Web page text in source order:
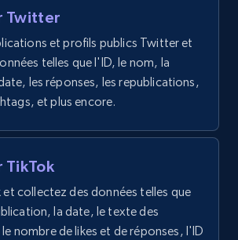
Youtuber md5, Video url,
Views, and more.
713+ Essai gratuit
Youtuber md5, Video url,
Views, and more.
Twitter
et profils publics Twitter et
telles que l'ID, le nom, la
les réponses, les republications,
et plus encore.
TikTok
et collectez des données telles que
la date, le texte des
nombre de likes et de réponses, l'ID